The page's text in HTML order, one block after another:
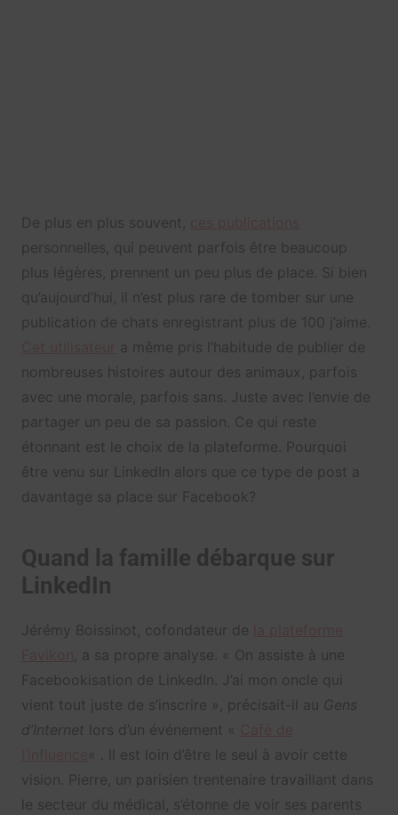
De plus en plus souvent,
personnelles, qui peuvent parfois être beaucoup
plus légères, prennent un peu plus de place. Si bien
qu’aujourd’hui, il n’est plus rare de tomber sur une
publication de chats enregistrant plus de 100 j’aime.
a même pris l’habitude de publier de
nombreuses histoires autour des animaux, parfois
avec une morale, parfois sans. Juste avec l’envie de
partager un peu de sa passion. Ce qui reste
étonnant est le choix de la plateforme. Pourquoi
être venu sur LinkedIn alors que ce type de post a
davantage sa place sur Facebook?
Quand la famille débarque sur
LinkedIn
Jérémy Boissinot, cofondateur de
, a sa propre analyse. « On assiste à une
Facebookisation de LinkedIn. J’ai mon oncle qui
vient tout juste de s’inscrire », précisait-il au Gens
d’Internet lors d’un événement «
« . Il est loin d’être le seul à avoir cette
vision. Pierre, un parisien trentenaire travaillant dans
le secteur du médical, s’étonne de voir ses parents